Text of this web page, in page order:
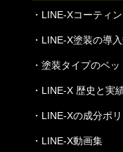
・ LINE-Xコーティ
・ LINE-X塗装の導
・ 塗装タイプのベ
・ LINE-X 歴史と実
・ LINE-Xの成分ポ
・ LINE-X動画集